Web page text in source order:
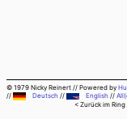
© 1979 Nicky Reinert // Powered by
//
Deutsch // English //
< Zurück im Ring